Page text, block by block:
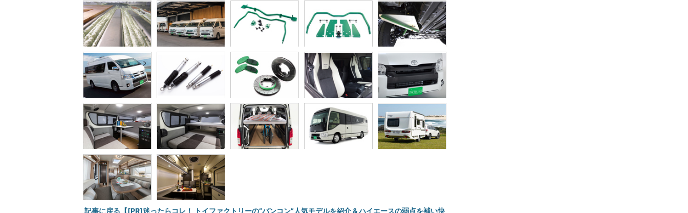
記事に戻る【[PR]迷ったらコレ！ トイファクトリーの“バンコン”人気モデルを紹介 & ハイエースの弱点を補い快